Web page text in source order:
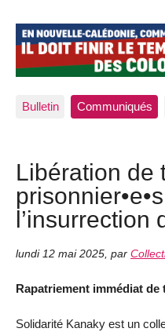
Bulletin Communiqués
Libération de
l’insurrection
lundi 12 mai 2025, par
Rapatriement immédiat de
Solidarité Kanaky est un